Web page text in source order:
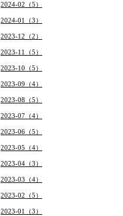
2024-02（5）
2024-01（3）
2023-12（2）
2023-11（5）
2023-10（5）
2023-09（4）
2023-08（5）
2023-07（4）
2023-06（5）
2023-05（4）
2023-04（3）
2023-03（4）
2023-02（5）
2023-01（3）